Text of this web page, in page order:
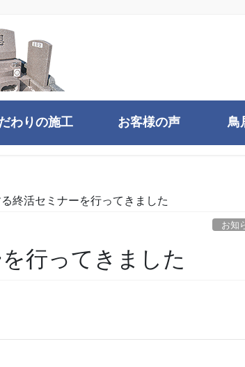
わりの施工 お客様の声 鳥
終活セミナーを行ってきました
お知
行ってきました